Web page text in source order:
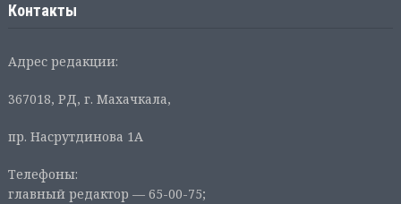
Контакты
Адрес редакции:
367018, РД, г. Махачкала,
пр. Насрутдинова 1А
Телефоны:
главный редактор — 65-00-75;